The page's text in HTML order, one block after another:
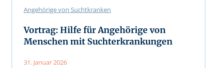
Angehörige von Suchtkranken
Vortrag: Hilfe für Angehörige von
Menschen mit Suchterkrankungen
31. Januar 2026